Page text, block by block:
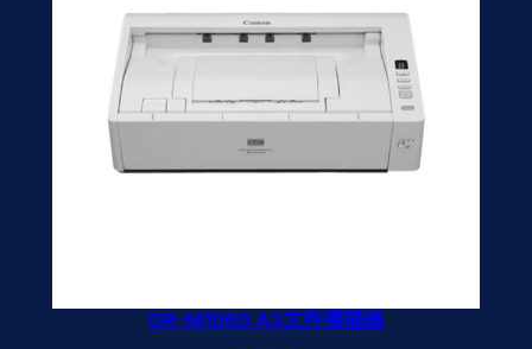
DR-M1060 A3文件掃描器